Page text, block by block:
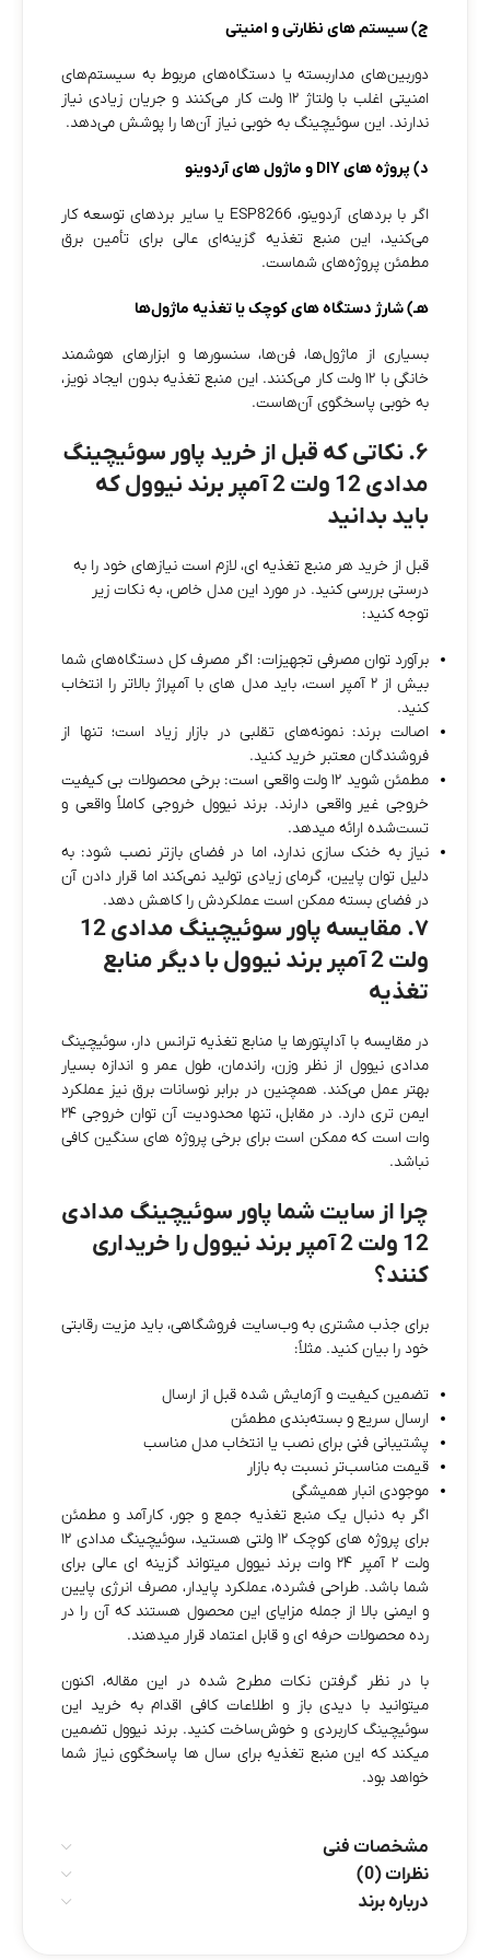
ج) سیستم‌ های نظارتی و امنیتی
دوربین‌های مداربسته یا دستگاه‌های مربوط به سیستم‌های
امنیتی اغلب با ولتاژ ۱۲ ولت کار می‌کنند و جریان زیادی نیاز
ندارند. این سوئیچینگ به خوبی نیاز آن‌ها را پوشش می‌دهد.
د) پروژه‌ های DIY و ماژول‌ های آردوینو
اگر با بردهای آردوینو، ESP8266 یا سایر بردهای توسعه کار
می‌کنید، این منبع تغذیه گزینه‌ای عالی برای تأمین برق
مطمئن پروژه‌های شماست.
هـ) شارژ دستگاه‌ های کوچک یا تغذیه ماژول‌ها
بسیاری از ماژول‌ها، فن‌ها، سنسورها و ابزارهای هوشمند
خانگی با ۱۲ ولت کار می‌کنند. این منبع تغذیه بدون ایجاد نویز،
به خوبی پاسخگوی آن‌هاست.
۶. نکاتی که قبل از خرید پاور سوئیچینگ
مدادی 12 ولت 2 آمپر برند نیوول که
باید بدانید
قبل از خرید هر منبع تغذیه‌ ای، لازم است نیازهای خود را به
درستی بررسی کنید. در مورد این مدل خاص، به نکات زیر
توجه کنید:
برآورد توان مصرفی تجهیزات: اگر مصرف کل دستگاه‌های شما
بیش از ۲ آمپر است، باید مدل‌ های با آمپراژ بالاتر را انتخاب
کنید.
اصالت برند: نمونه‌های تقلبی در بازار زیاد است؛ تنها از
فروشندگان معتبر خرید کنید.
مطمئن شوید ۱۲ ولت واقعی است: برخی محصولات بی‌ کیفیت
خروجی غیر واقعی دارند. برند نیوول خروجی کاملاً واقعی و
تست‌شده ارائه میدهد.
نیاز به خنک‌ سازی ندارد، اما در فضای بازتر نصب شود: به
دلیل توان پایین، گرمای زیادی تولید نمی‌کند اما قرار دادن آن
در فضای بسته ممکن است عملکردش را کاهش دهد.
۷. مقایسه پاور سوئیچینگ مدادی 12
ولت 2 آمپر برند نیوول با دیگر منابع
تغذیه
در مقایسه با آداپتورها یا منابع تغذیه ترانس‌ دار، سوئیچینگ
مدادی نیوول از نظر وزن، راندمان، طول عمر و اندازه بسیار
بهتر عمل می‌کند. همچنین در برابر نوسانات برق نیز عملکرد
ایمن‌ تری دارد. در مقابل، تنها محدودیت آن توان خروجی ۲۴
وات است که ممکن است برای برخی پروژه‌ های سنگین کافی
نباشد.
چرا از سایت شما پاور سوئیچینگ مدادی
12 ولت 2 آمپر برند نیوول را خریداری
کنند؟
برای جذب مشتری به وب‌سایت فروشگاهی، باید مزیت رقابتی
خود را بیان کنید. مثلاً:
تضمین کیفیت و آزمایش شده قبل از ارسال
ارسال سریع و بسته‌بندی مطمئن
پشتیبانی فنی برای نصب یا انتخاب مدل مناسب
قیمت مناسب‌تر نسبت به بازار
موجودی انبار همیشگی
اگر به دنبال یک منبع تغذیه جمع‌ و جور، کارآمد و مطمئن
برای پروژه‌ های کوچک ۱۲ ولتی هستید، سوئیچینگ مدادی ۱۲
ولت ۲ آمپر ۲۴ وات برند نیوول میتواند گزینه‌ ای عالی برای
شما باشد. طراحی فشرده، عملکرد پایدار، مصرف انرژی پایین
و ایمنی بالا از جمله مزایای این محصول هستند که آن را در
رده محصولات حرفه‌ ای و قابل اعتماد قرار میدهند.
با در نظر گرفتن نکات مطرح شده در این مقاله، اکنون
میتوانید با دیدی باز و اطلاعات کافی اقدام به خرید این
سوئیچینگ کاربردی و خوش‌ساخت کنید. برند نیوول تضمین
میکند که این منبع تغذیه برای سال‌ ها پاسخگوی نیاز شما
خواهد بود.
مشخصات فنی
نظرات (0)
درباره برند